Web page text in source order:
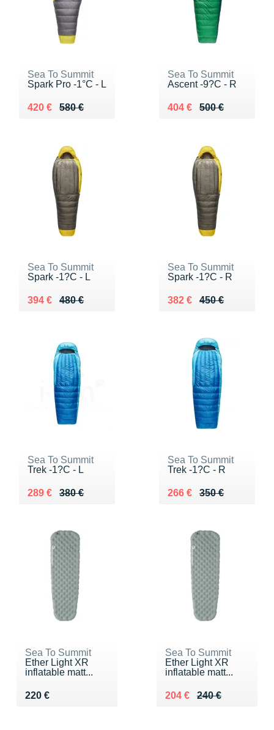
Sea To Summit
Spark Pro -1°C - L
580 €
Au lieu de 580 €
420 €
Vendu 420 €
Sea To Summit
Ascent -9?C - R
500 €
Au lieu de 500 €
404 €
Vendu 404 €
Sea To Summit
Spark -1?C - L
480 €
Au lieu de 480 €
394 €
Vendu 394 €
Sea To Summit
Spark -1?C - R
450 €
Au lieu de 450 €
382 €
Vendu 382 €
Sea To Summit
Trek -1?C - L
380 €
Au lieu de 380 €
289 €
Vendu 289 €
Sea To Summit
Trek -1?C - R
350 €
Au lieu de 350 €
266 €
Vendu 266 €
Sea To Summit
Ether Light XR
inflatable matt...
220 €
Vendu 220 €
Sea To Summit
Ether Light XR
inflatable matt...
240 €
Au lieu de 240 €
204 €
Vendu 204 €